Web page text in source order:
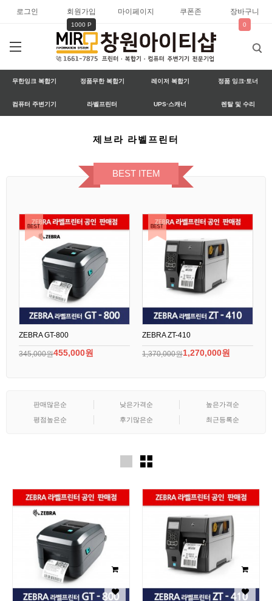
로그인 회원가입
1000 P
마이페이지 쿠폰존 장바구니
0
무한잉크 복합기 정품무한 복합기 레이저 복합기 정품 잉크·토너
컴퓨터 주변기기 라벨프린터 UPS·스캐너 렌탈 및 수리
제브라 라벨프린터
BEST ITEM
ZEBRA GT-800
345,000원455,000원
ZEBRA ZT-410
1,370,000원1,270,000원
판매많은순 낮은가격순 높은가격순
평점높은순 후기많은순 최근등록순